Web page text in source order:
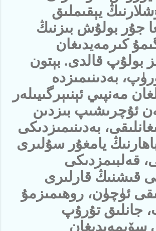
يېقىملىق
جۇر بولۇش بىزنىڭ
كىرمەيدىغان
بولۇپ قالدى. بېتون
بەدىنىمىزدە
مەنپىي ئېنىېرگىيىلەر
ئۇچرىشىپ بىزدىن
بەدىنىمىزدىكى
يامغۇر سۇلىرى
قەلبىمزدىكى
قىشنىڭ قارلىرى
ئۈچۈن، روھىمىزمۇ
جانلىق تۇرۇپ
سۆيمەيدىغان